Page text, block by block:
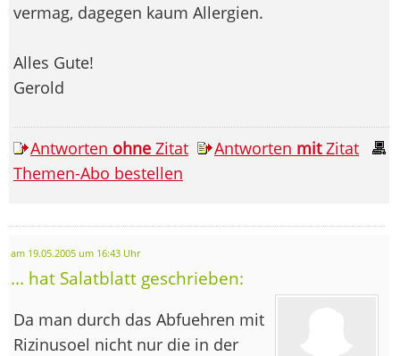
vermag, dagegen kaum Allergien.
Alles Gute!
Gerold
Antworten ohne Zitat Antworten mitZitat
Themen-Abo bestellen
am 19.05.2005 um 16:43 Uhr
... hat Salatblatt geschrieben:
Da man durch das Abfuehren mit
Rizinusoel nicht nur die in der